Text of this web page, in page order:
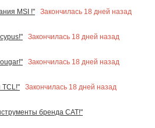
MSI !"
Закончилась 18 дней назад
Закончилась 18 дней назад
Закончилась 18 дней назад
Закончилась 18 дней назад
бренда CAT!"